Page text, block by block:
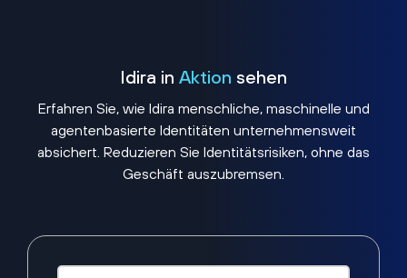
Idira in Aktion sehen
Erfahren Sie, wie Idira menschliche, maschinelle und
agentenbasierte Identitäten unternehmensweit
absichert. Reduzieren Sie Identitätsrisiken, ohne das
Geschäft auszubremsen.